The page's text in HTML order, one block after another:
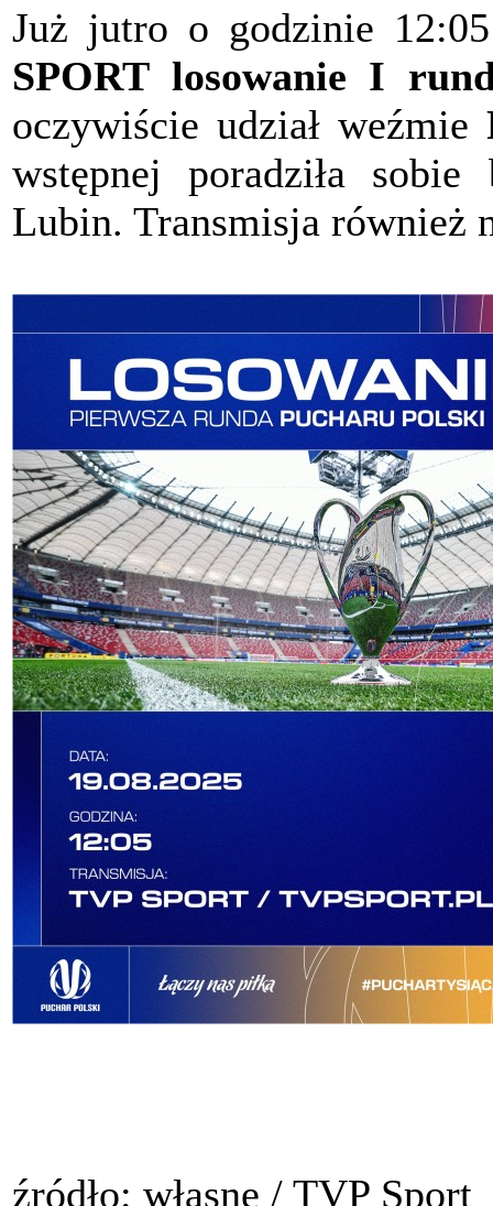
Już jutro o godzinie
SPORT losowanie I
oczywiście udział weźmie
wstępnej poradziła
Lubin. Transmisja również
źródło: własne / TVP Sport